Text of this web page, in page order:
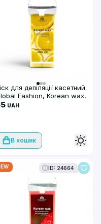
для депіляції касетний
Fashion, Korean wax,
Lemon
UAH
В кошик
ID: 24664